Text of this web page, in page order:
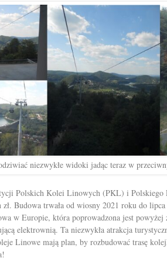
niezwykłe widoki jadąc teraz w
Polskich Kolei Linowych (PKL) i Polskiego
zł. Budowa trwała od wiosny 2021 roku do
w Europie, która poprowadzona jest powyżej
elektrownią. Ta niezwykła atrakcja
Linowe mają plan, by rozbudować trasę